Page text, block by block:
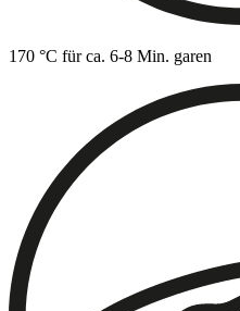
170 °C für ca. 6-8 Min. garen